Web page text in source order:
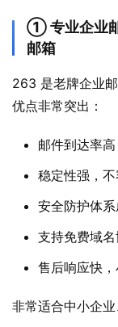
① 专业企业
邮箱
263 是老牌企业
优点非常突出：
邮件到达率
稳定性强，
安全防护体
支持免费域
售后响应快
非常适合中小企业